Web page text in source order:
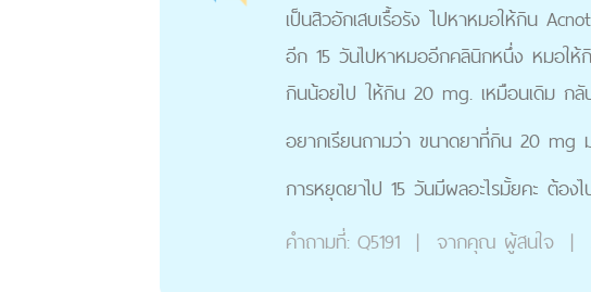
เป็นสิวอักเสบเรื้อรัง ไปหาหมอให้กิน
อีก 15 วันไปหาหมออีกคลินิกหนึ่ง หมอใ
กินน้อยไป ให้กิน 20 mg. เหมือนเดิม กลั
อยากเรียนถามว่า ขนาดยาที่กิน 20 mg
การหยุดยาไป 15 วันมีผลอะไรมั้ยคะ ต้อ
คำถามที่: Q5191 | จากคุณ ผู้สนใจ |